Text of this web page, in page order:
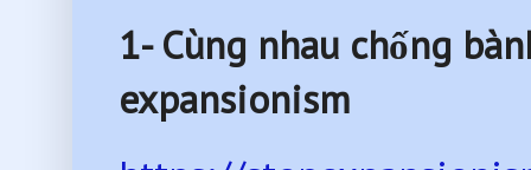
1- Cùng nhau chống
expansionism